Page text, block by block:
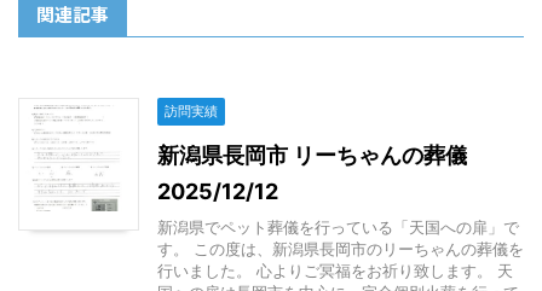
関連記事
訪問実績
新潟県長岡市 リーちゃんの葬儀
2025/12/12
新潟県でペット葬儀を行っている「天国への扉」で
す。 この度は、新潟県長岡市のリーちゃんの葬儀を
行いました。 心よりご冥福をお祈り致します。 天